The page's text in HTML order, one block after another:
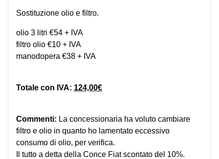
Sostituzione olio e filtro.
olio 3 litri €54 + IVA
filtro olio €10 + IVA
manodopera €38 + IVA
Totale con IVA: 124,00€
Commenti: La concessionaria ha voluto cambiare
filtro e olio in quanto ho lamentato eccessivo
consumo di olio, per verifica.
Il tutto a detta della Conce Fiat scontato del 10%.